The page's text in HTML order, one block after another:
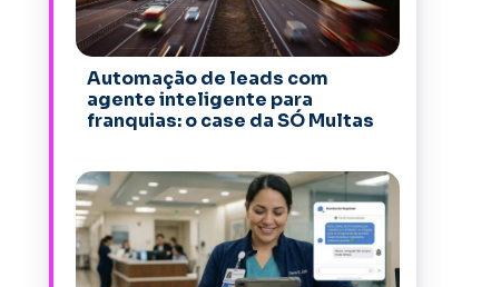
Automação de leads com
agente inteligente para
franquias: o case da SÓ Multas